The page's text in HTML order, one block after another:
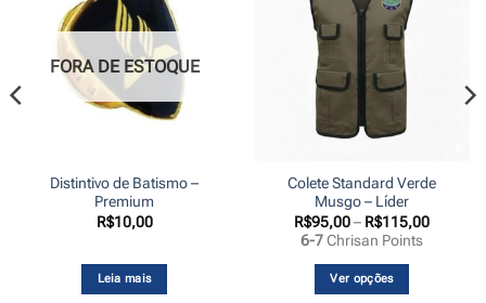
FORA DE ESTOQUE
Distintivo de Batismo –
Premium
R$10,00
Leia mais
Colete Standard Verde
Musgo – Líder
R$95,00– R$115,00Faixa
6-7Chrisan Points
Ver opções